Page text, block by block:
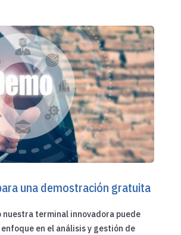
una demostración gratuita
nuestra terminal innovadora puede
en el análisis y gestión de